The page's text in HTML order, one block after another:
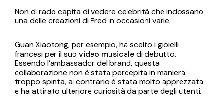
Non di rado capita di vedere celebrità che indossano
una delle creazioni di Fred in occasioni varie.
Guan Xiaotong, per esempio, ha scelto i gioielli
francesi per il suo video musicaledi debutto.
Essendo l’ambassador del brand, questa
collaborazione non è stata percepita in maniera
troppo spinta, al contrario è stata molto apprezzata
e ha attirato ulteriore curiosità da parte degli utenti.